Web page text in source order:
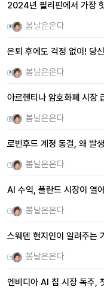
2024년 필리핀에서 가장
봄날은온다
은퇴 후에도 걱정 없이! 당
봄날은온다
아르헨티나 암호화폐 시장
봄날은온다
로빈후드 계정 동결, 왜 발
봄날은온다
AI 수익, 폴란드 시장이 열
봄날은온다
스웨덴 현지인이 알려주는
봄날은온다
엔비디아 AI 칩 시장 독주,